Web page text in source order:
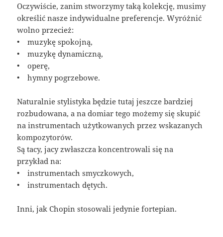
Oczywiście, zanim stworzymy taką kolekcję, musimy
określić nasze indywidualne preferencje. Wyróżnić
wolno przecież:
• muzykę spokojną,
• muzykę dynamiczną,
• operę,
• hymny pogrzebowe.
Naturalnie stylistyka będzie tutaj jeszcze bardziej
rozbudowana, a na domiar tego możemy się skupić
na instrumentach użytkowanych przez wskazanych
kompozytorów.
Są tacy, jacy zwłaszcza koncentrowali się na
przykład na:
• instrumentach smyczkowych,
• instrumentach dętych.
Inni, jak Chopin stosowali jedynie fortepian.